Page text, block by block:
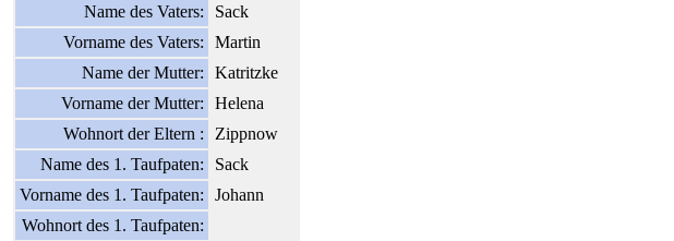
Name des Vaters:
Sack
Vorname des Vaters:
Martin
Name der Mutter:
Katritzke
Vorname der Mutter:
Helena
Wohnort der Eltern :
Zippnow
Name des 1. Taufpaten:
Sack
Vorname des 1. Taufpaten:
Johann
Wohnort des 1. Taufpaten: